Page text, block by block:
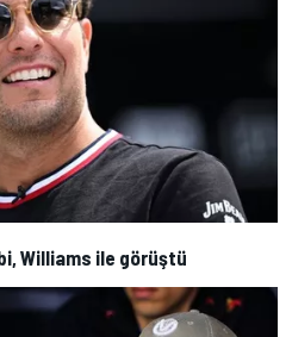
Williams ile görüştü